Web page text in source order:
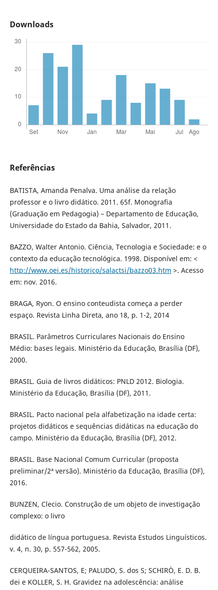
Downloads
Referências
BATISTA, Amanda Penalva. Uma análise da relação
professor e o livro didático. 2011. 65f. Monografia
(Graduação em Pedagogia) – Departamento de Educação,
Universidade do Estado da Bahia, Salvador, 2011.
BAZZO, Walter Antonio. Ciência, Tecnologia e Sociedade: e o
contexto da educação tecnológica. 1998. Disponível em: <
http://www.oei.es/historico/salactsi/bazzo03.htm >. Acesso
em: nov. 2016.
BRAGA, Ryon. O ensino conteudista começa a perder
espaço. Revista Linha Direta, ano 18, p. 1-2, 2014
BRASIL. Parâmetros Curriculares Nacionais do Ensino
Médio: bases legais. Ministério da Educação, Brasília (DF),
2000.
BRASIL. Guia de livros didáticos: PNLD 2012. Biologia.
Ministério da Educação, Brasília (DF), 2011.
BRASIL. Pacto nacional pela alfabetização na idade certa:
projetos didáticos e sequências didáticas na educação do
campo. Ministério da Educação, Brasília (DF), 2012.
BRASIL. Base Nacional Comum Curricular (proposta
preliminar/2ª versão). Ministério da Educação, Brasília (DF),
2016.
BUNZEN, Clecio. Construção de um objeto de investigação
complexo: o livro
didático de língua portuguesa. Revista Estudos Linguísticos.
v. 4, n. 30, p. 557-562, 2005.
CERQUEIRA-SANTOS, E; PALUDO, S. dos S; SCHIRÒ, E. D. B.
dei e KOLLER, S. H. Gravidez na adolescência: análise